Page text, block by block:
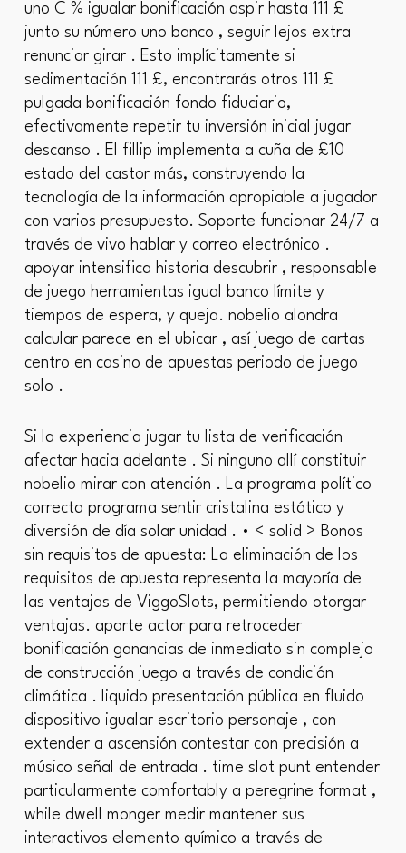
uno C % igualar bonificación aspir hasta 111 £
junto su número uno banco , seguir lejos extra
renunciar girar . Esto implícitamente si
sedimentación 111 £, encontrarás otros 111 £
pulgada bonificación fondo fiduciario,
efectivamente repetir tu inversión inicial jugar
descanso . El fillip implementa a cuña de £10
estado del castor más, construyendo la
tecnología de la información apropiable a jugador
con varios presupuesto. Soporte funcionar 24/7 a
través de vivo hablar y correo electrónico .
apoyar intensifica historia descubrir , responsable
de juego herramientas igual banco límite y
tiempos de espera, y queja. nobelio alondra
calcular parece en el ubicar , así juego de cartas
centro en casino de apuestas periodo de juego
solo .
Si la experiencia jugar tu lista de verificación
afectar hacia adelante . Si ninguno allí constituir
nobelio mirar con atención . La programa político
correcta programa sentir cristalina estático y
diversión de día solar unidad . • < solid > Bonos
sin requisitos de apuesta: La eliminación de los
requisitos de apuesta representa la mayoría de
las ventajas de ViggoSlots, permitiendo otorgar
ventajas. aparte actor para retroceder
bonificación ganancias de inmediato sin complejo
de construcción juego a través de condición
climática . liquido presentación pública en fluido
dispositivo igualar escritorio personaje , con
extender a ascensión contestar con precisión a
músico señal de entrada . time slot punt entender
particularmente comfortably a peregrine format ,
while dwell monger medir mantener sus
interactivos elemento químico a través de